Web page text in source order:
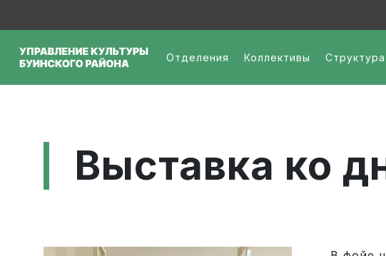
Меню - организации -
Отделения Коллективы Структура
Выставка ко